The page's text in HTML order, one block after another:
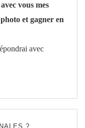
vous mes
et gagner en
avec
?